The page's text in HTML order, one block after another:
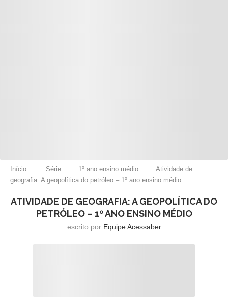
Início Série 1º ano ensino médio
Atividade de
geografia: A geopolítica do petróleo – 1º ano ensino médio
ATIVIDADE DE GEOGRAFIA: A GEOPOLÍTICA DO
PETRÓLEO – 1º ANO ENSINO MÉDIO
escrito por Equipe Acessaber